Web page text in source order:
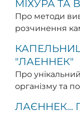
МІХУРА ТА
Про методи
розчинення
"ЛАЕННЕК"
Про
організму та
ЛАЄННЕК...